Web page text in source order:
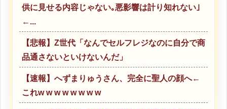
供に見せる内容じゃない｡悪影響は計り知れない｣
←...
【悲報】Z世代「なんでセルフレジなのに自分で商
品通さないといけないんだ」
【速報】へずまりゅうさん、完全に聖人の顔へ←
これw w w w w w w w